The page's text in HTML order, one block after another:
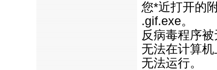
您*近打开的
.gif.exe。
反病毒程序
无法在计算
无法运行。